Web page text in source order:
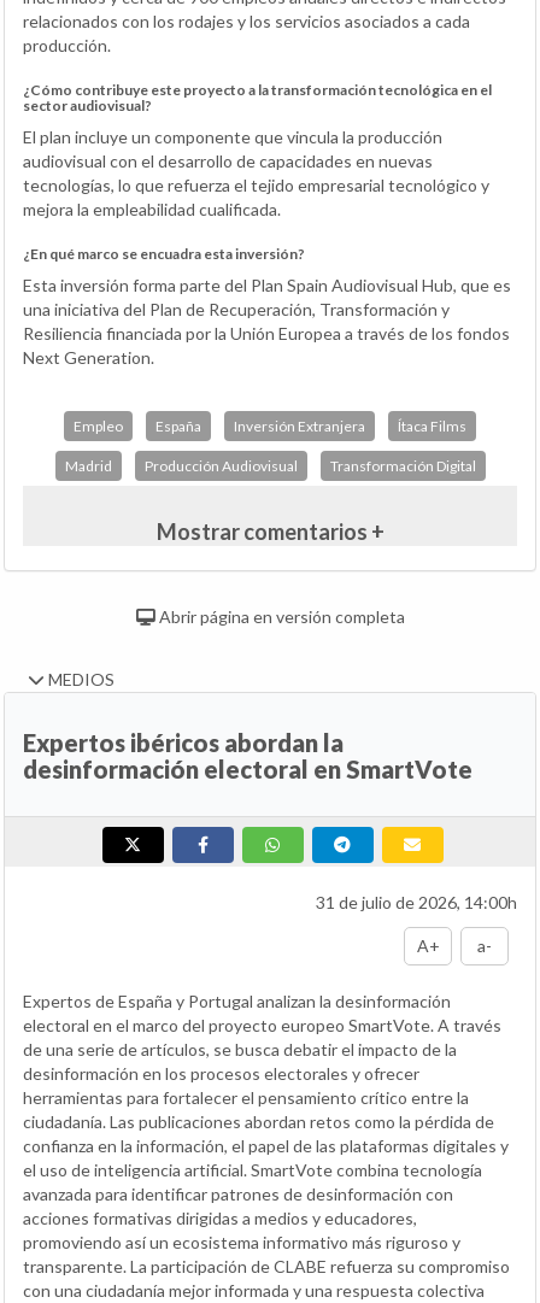
relacionados con los rodajes y los servicios asociados a cada
producción.
¿Cómo contribuye este proyecto a la transformación tecnológica en el
sector audiovisual?
El plan incluye un componente que vincula la producción
audiovisual con el desarrollo de capacidades en nuevas
tecnologías, lo que refuerza el tejido empresarial tecnológico y
mejora la empleabilidad cualificada.
¿En qué marco se encuadra esta inversión?
Esta inversión forma parte del Plan Spain Audiovisual Hub, que es
una iniciativa del Plan de Recuperación, Transformación y
Resiliencia financiada por la Unión Europea a través de los fondos
Next Generation.
Empleo España Inversión Extranjera Ítaca Films
Madrid Producción Audiovisual Transformación Digital
Mostrar comentarios +
Abrir página en versión completa
MEDIOS
Expertos ibéricos abordan la
desinformación electoral en SmartVote
31 de julio de 2026, 14:00h
A+ a-
Expertos de España y Portugal analizan la desinformación
electoral en el marco del proyecto europeo SmartVote. A través
de una serie de artículos, se busca debatir el impacto de la
desinformación en los procesos electorales y ofrecer
herramientas para fortalecer el pensamiento crítico entre la
ciudadanía. Las publicaciones abordan retos como la pérdida de
confianza en la información, el papel de las plataformas digitales y
el uso de inteligencia artificial. SmartVote combina tecnología
avanzada para identificar patrones de desinformación con
acciones formativas dirigidas a medios y educadores,
promoviendo así un ecosistema informativo más riguroso y
transparente. La participación de CLABE refuerza su compromiso
con una ciudadanía mejor informada y una respuesta colectiva